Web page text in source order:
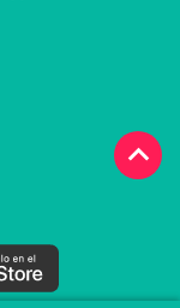
keyboard_arrow_up